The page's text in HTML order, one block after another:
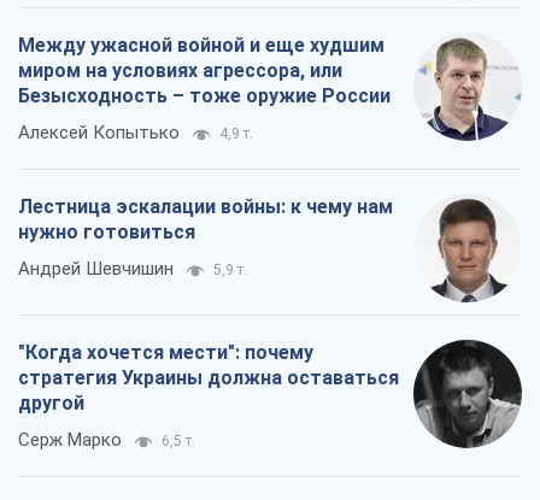
Между ужасной войной и еще худшим
миром на условиях агрессора, или
Безысходность – тоже оружие России
Алексей Копытько 4,9 т.
Лестница эскалации войны: к чему нам
нужно готовиться
Андрей Шевчишин 5,9 т.
"Когда хочется мести": почему
стратегия Украины должна оставаться
другой
Серж Марко 6,5 т.